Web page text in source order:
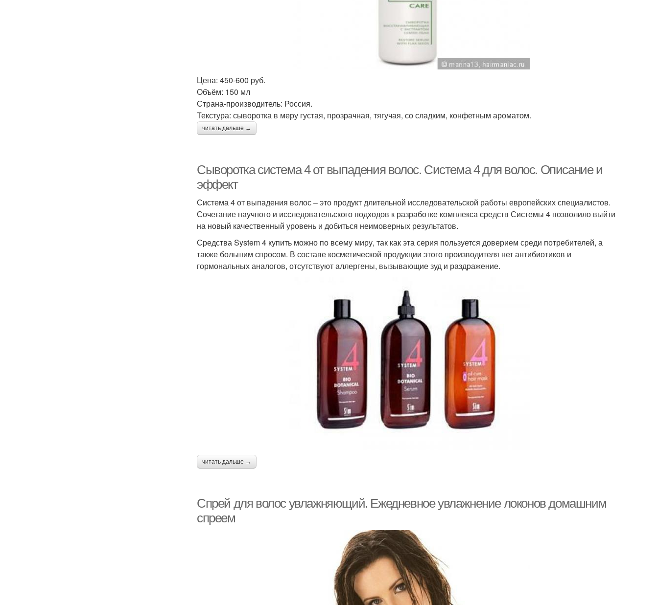
Цена: 450-600 руб.
Объём: 150 мл
Страна-производитель: Россия.
Текстура: сыворотка в меру густая, прозрачная, тягучая, со сладким, конфетным ароматом.
читать дальше →
Сыворотка система 4 от выпадения волос. Система 4 для волос. Описание и
эффект
Система 4 от выпадения волос – это продукт длительной исследовательской работы европейских специалистов.
Сочетание научного и исследовательского подходов к разработке комплекса средств Системы 4 позволило выйти
на новый качественный уровень и добиться неимоверных результатов.
Средства System 4 купить можно по всему миру, так как эта серия пользуется доверием среди потребителей, а
также большим спросом. В составе косметической продукции этого производителя нет антибиотиков и
гормональных аналогов, отсутствуют аллергены, вызывающие зуд и раздражение.
читать дальше →
Спрей для волос увлажняющий. Ежедневное увлажнение локонов домашним
спреем